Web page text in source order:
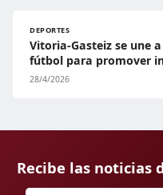
DEPORTES
Vitoria-Gasteiz se une
fútbol para promover
28/4/2026
Recibe las noticias